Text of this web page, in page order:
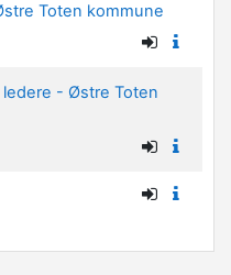
Toten kommune
- Østre Toten